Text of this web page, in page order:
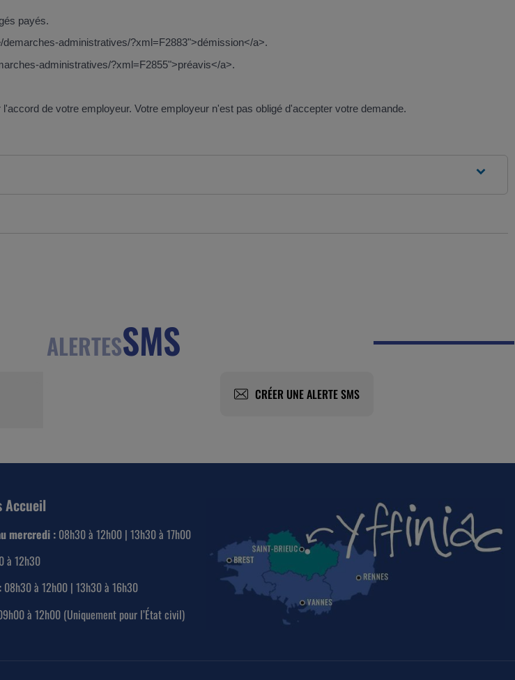
payés.
administratives/?xml=F2883">démission</a>.
administratives/?xml=F2855">préavis</a>.
de votre employeur. Votre employeur n'est pas obligé d'accepter votre demande.
ALERTESSMS
CRÉER UNE ALERTE SMS
Accueil
mercredi :08h30 à 12h00 | 13h30 à 17h00
à 12h30
08h30 à 12h00 | 13h30 à 16h30
à 12h00 (Uniquement pour l’État civil)